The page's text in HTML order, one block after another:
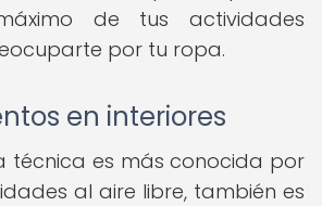
de tus actividades
por tu ropa.
en interiores
técnica es más conocida por
al aire libre, también es